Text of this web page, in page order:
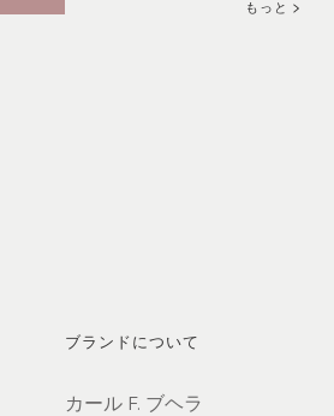
年、先見性のある戦略的リ
もっと
ブランドについて
カール F. ブヘラ